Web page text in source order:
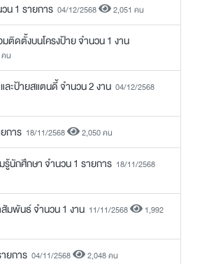
น 1 รายการ 04/12/2568 2,051 คน
ติดตั้งบนโครงป้าย จำนวน 1 งาน
น
ละป้ายสแตนดี้ จำนวน 2 งาน 04/12/2568
การ 18/11/2568 2,050 คน
นักศึกษา จำนวน 1 รายการ 18/11/2568
สัมพันธ์ จำนวน 1 งาน 11/11/2568
1,992
ยการ 04/11/2568 2,048 คน